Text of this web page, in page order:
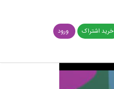
خرید اشتراک
ورود